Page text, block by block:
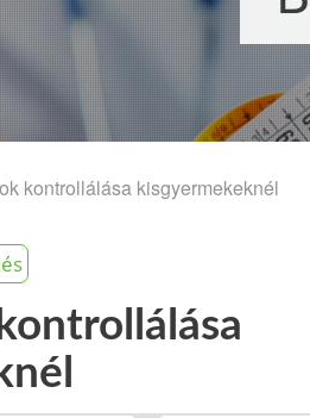
kontrollálása kisgyermekeknél